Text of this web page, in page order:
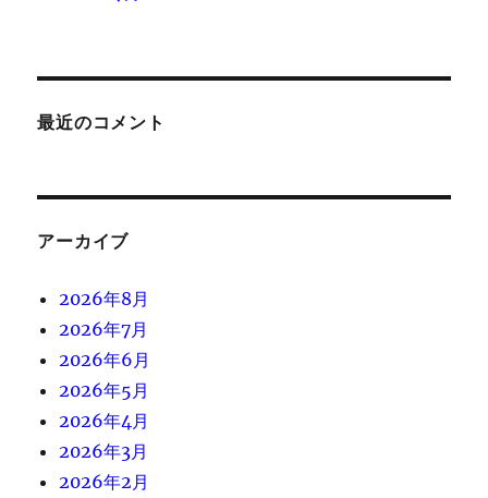
最近のコメント
アーカイブ
2026年8月
2026年7月
2026年6月
2026年5月
2026年4月
2026年3月
2026年2月